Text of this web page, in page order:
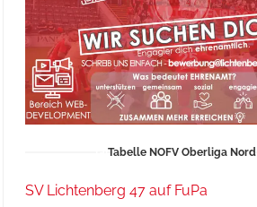
Tabelle NOFV Oberliga Nord
SV Lichtenberg 47 auf FuPa